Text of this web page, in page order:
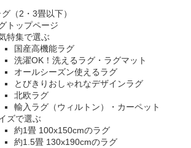
グ（2・3畳以下）
トップページ
特集で選ぶ
国産高機能ラグ
洗濯OK！洗えるラグ・ラグマット
オールシーズン使えるラグ
とびきりおしゃれなデザインラグ
北欧ラグ
輸入ラグ（ウィルトン）・カーペット
ズで選ぶ
約1畳 100x150cmのラグ
約1.5畳 130x190cmのラグ